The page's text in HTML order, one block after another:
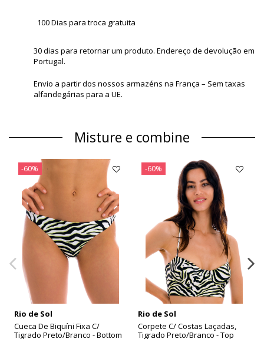
100 Dias para troca gratuita
30 dias para retornar um produto. Endereço de devolução em
Portugal.
Envio a partir dos nossos armazéns na França – Sem taxas
alfandegárias para a UE.
Misture e combine
-60%
Rio de Sol
Cueca De Biquíni Fixa C/
Tigrado Preto/Branco - Bottom
-60%
Rio de Sol
Corpete C/ Costas Laçadas,
Tigrado Preto/Branco - Top